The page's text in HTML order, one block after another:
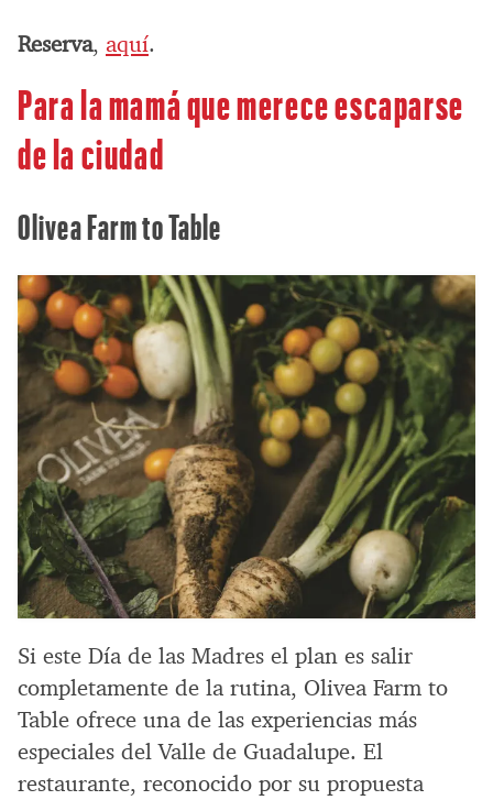
Reserva, aquí.
Para la mamá que merece escaparse
de la ciudad
Olivea Farm to Table
Si este Día de las Madres el plan es salir
completamente de la rutina, Olivea Farm to
Table ofrece una de las experiencias más
especiales del Valle de Guadalupe. El
restaurante, reconocido por su propuesta